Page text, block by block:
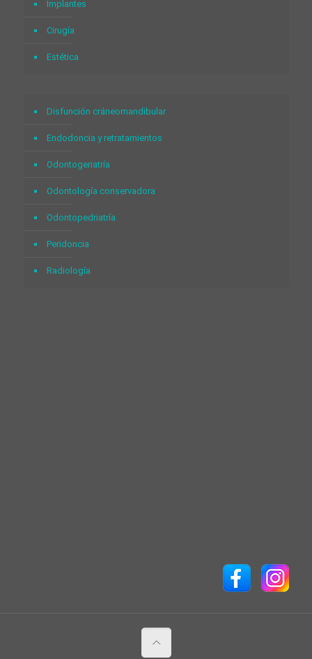
Implantes
Cirugía
Estética
Disfunción cráneomandibular
Endodoncia y retratamientos
Odontogeriatría
Odontología conservadora
Odontopedriatría
Peridoncia
Radiología